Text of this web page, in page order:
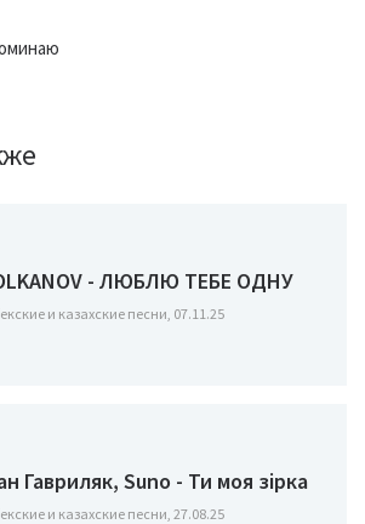
- ЛЮБЛЮ ТЕБЕ ОДНУ
и казахские песни, 07.11.25
Гавриляк, Suno - Ти моя зірка
и казахские песни, 27.08.25